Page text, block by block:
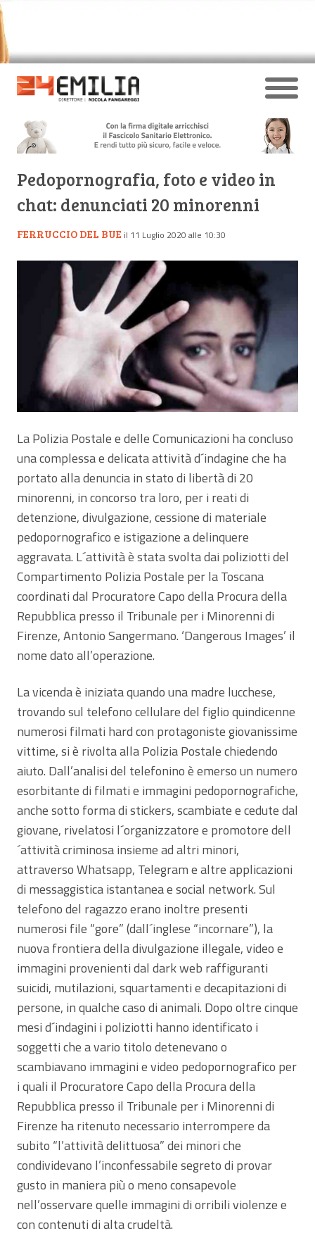
Pedopornografia, foto e video in
chat: denunciati 20 minorenni
FERRUCCIO DEL BUE il 11 Luglio 2020 alle 10:30
La Polizia Postale e delle Comunicazioni ha concluso
una complessa e delicata attività d´indagine che ha
portato alla denuncia in stato di libertà di 20
minorenni, in concorso tra loro, per i reati di
detenzione, divulgazione, cessione di materiale
pedopornografico e istigazione a delinquere
aggravata. L´attività è stata svolta dai poliziotti del
Compartimento Polizia Postale per la Toscana
coordinati dal Procuratore Capo della Procura della
Repubblica presso il Tribunale per i Minorenni di
Firenze, Antonio Sangermano. ‘Dangerous Images’ il
nome dato all’operazione.
La vicenda è iniziata quando una madre lucchese,
trovando sul telefono cellulare del figlio quindicenne
numerosi filmati hard con protagoniste giovanissime
vittime, si è rivolta alla Polizia Postale chiedendo
aiuto. Dall’analisi del telefonino è emerso un numero
esorbitante di filmati e immagini pedopornografiche,
anche sotto forma di stickers, scambiate e cedute dal
giovane, rivelatosi l´organizzatore e promotore dell
´attività criminosa insieme ad altri minori,
attraverso Whatsapp, Telegram e altre applicazioni
di messaggistica istantanea e social network. Sul
telefono del ragazzo erano inoltre presenti
numerosi file “gore” (dall´inglese “incornare”), la
nuova frontiera della divulgazione illegale, video e
immagini provenienti dal dark web raffiguranti
suicidi, mutilazioni, squartamenti e decapitazioni di
persone, in qualche caso di animali. Dopo oltre cinque
mesi d´indagini i poliziotti hanno identificato i
soggetti che a vario titolo detenevano o
scambiavano immagini e video pedopornografico per
i quali il Procuratore Capo della Procura della
Repubblica presso il Tribunale per i Minorenni di
Firenze ha ritenuto necessario interrompere da
subito “l’attività delittuosa” dei minori che
condividevano l’inconfessabile segreto di provar
gusto in maniera più o meno consapevole
nell’osservare quelle immagini di orribili violenze e
con contenuti di alta crudeltà.